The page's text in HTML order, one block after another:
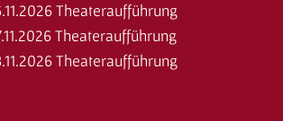
Theateraufführung
Theateraufführung
Theateraufführung